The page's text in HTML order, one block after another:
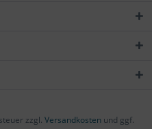
zzgl. Versandkosten und ggf.